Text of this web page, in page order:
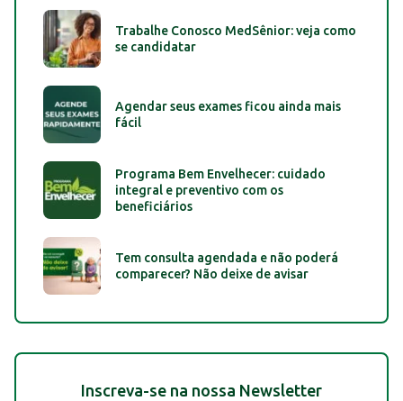
Trabalhe Conosco MedSênior: veja como
se candidatar
Agendar seus exames ficou ainda mais
fácil
Programa Bem Envelhecer: cuidado
integral e preventivo com os
beneficiários
Tem consulta agendada e não poderá
comparecer? Não deixe de avisar
Inscreva-se na nossa Newsletter